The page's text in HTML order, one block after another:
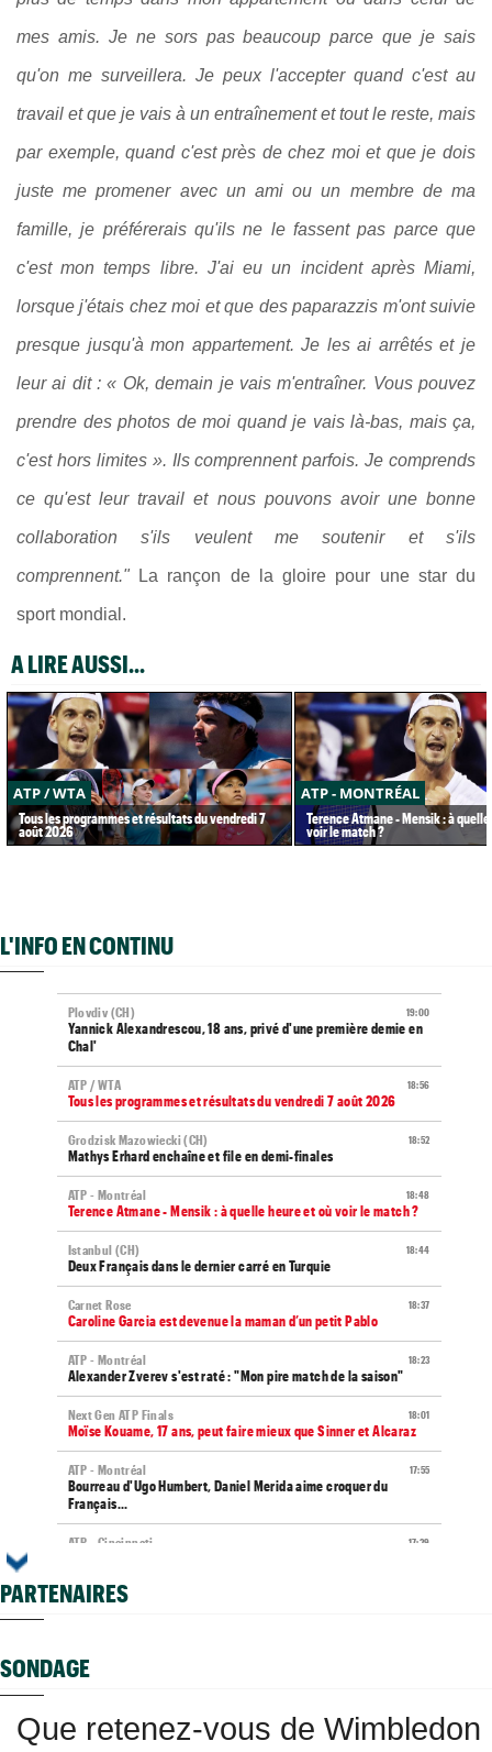
mes amis. Je ne sors pas beaucoup parce que je sais
qu'on me surveillera. Je peux l'accepter quand c'est au
travail et que je vais à un entraînement et tout le reste, mais
par exemple, quand c'est près de chez moi et que je dois
juste me promener avec un ami ou un membre de ma
famille, je préférerais qu'ils ne le fassent pas parce que
c'est mon temps libre. J'ai eu un incident après Miami,
lorsque j'étais chez moi et que des paparazzis m'ont suivie
presque jusqu'à mon appartement. Je les ai arrêtés et je
leur ai dit : « Ok, demain je vais m'entraîner. Vous pouvez
prendre des photos de moi quand je vais là-bas, mais ça,
c'est hors limites ». Ils comprennent parfois. Je comprends
ce qu'est leur travail et nous pouvons avoir une bonne
collaboration s'ils veulent me soutenir et s'ils
comprennent." La rançon de la gloire pour une star du
sport mondial.
A LIRE AUSSI...
ATP / WTA
Tous les programmes et résultats du vendredi 7
août 2026
ATP - MONTRÉAL
Terence Atmane - Mensik : à
voir le match ?
L'INFO EN CONTINU
19:00
Plovdiv (CH)
Yannick Alexandrescou, 18 ans, privé d'une première demie en
Chal'
18:56
ATP / WTA
Tous les programmes et résultats du vendredi 7 août 2026
18:52
Grodzisk Mazowiecki (CH)
Mathys Erhard enchaîne et file en demi-finales
18:48
ATP - Montréal
Terence Atmane - Mensik : à quelle heure et où voir le match ?
18:44
Istanbul (CH)
Deux Français dans le dernier carré en Turquie
18:37
Carnet Rose
Caroline Garcia est devenue la maman d’un petit Pablo
18:23
ATP - Montréal
Alexander Zverev s'est raté : "Mon pire match de la saison"
18:01
Next Gen ATP Finals
Moïse Kouame, 17 ans, peut faire mieux que Sinner et Alcaraz
17:55
ATP - Montréal
Bourreau d'Ugo Humbert, Daniel Merida aime croquer du
Français...
17:29
ATP - Cincinnati
WTA - Toronto
Jelena Ostapenko dénonce les messages d'insultes et de
16:44
ATP - Montréal
Duncan Chan scalpe Zverev et rêve de Coupe Davis contre la
PARTENAIRES
SONDAGE
Que retenez-vous de Wimbledon